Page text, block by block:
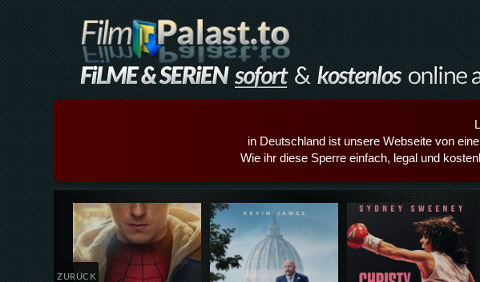
in Deutschland ist unsere Webseite von
Wie ihr diese Sperre einfach, legal und
Details,Play Details,Play Details,Play
ZURÜCK